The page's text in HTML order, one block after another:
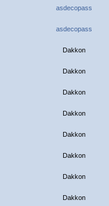
asdecopass
asdecopass
Dakkon
Dakkon
Dakkon
Dakkon
Dakkon
Dakkon
Dakkon
Dakkon